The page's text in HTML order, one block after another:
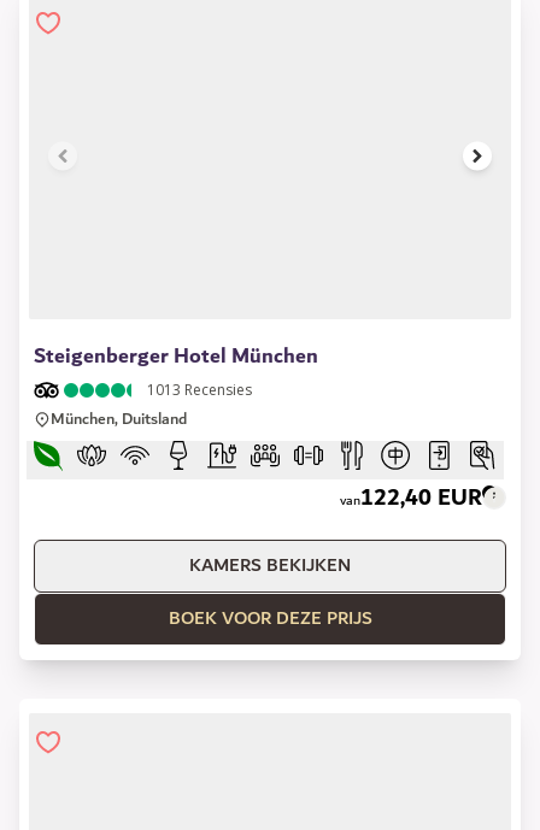
Steigenberger Hotel München
1013 Recensies
München, Duitsland
van122,40 EUR
KAMERS BEKIJKEN
BOEK VOOR DEZE PRIJS